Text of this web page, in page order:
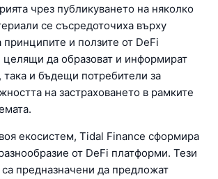
чрез публикуването на няколко
се съсредоточиха върху
принципите и ползите от DeFi
целящи да образоват и информират
така и бъдещи потребители за
на застраховането в рамките
екосистем, Tidal Finance сформира
от DeFi платформи. Тези
предназначени да предложат